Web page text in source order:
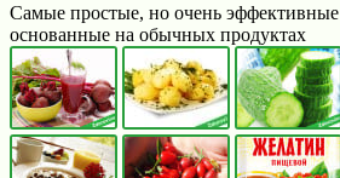
Самые простые, но очень
основанные на обычных продуктах